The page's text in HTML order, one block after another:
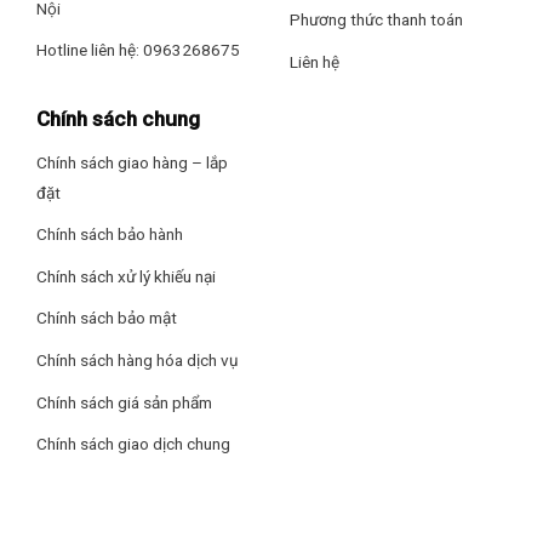
* Hình ảnh chỉ mang tính chất minh họa
trực tiếp
Hệ thống làm lạnh được gắn ngay trên thành tủ, nên khi khí
Nội
Hotline liên hệ: 0963268675
Phương thức thanh toán
Liên hệ
Chính sách chung
Chính sách giao hàng – lắp
đặt
Chính sách bảo hành
Chính sách xử lý khiếu nại
Chính sách bảo mật
Chính sách hàng hóa dịch vụ
Chính sách giá sản phẩm
Chính sách giao dịch chung